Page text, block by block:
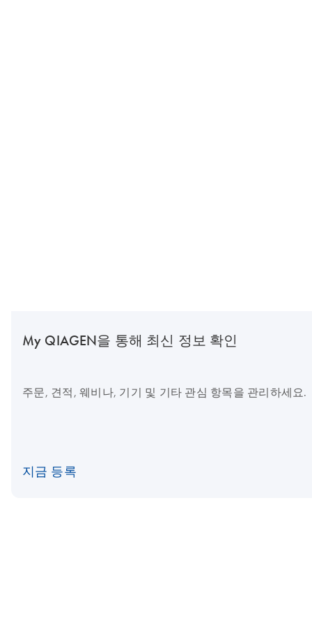
My QIAGEN을 통해 최신 정보 확인
주문, 견적, 웨비나, 기기 및 기타 관심 항목을 관리하세요.
지금 등록